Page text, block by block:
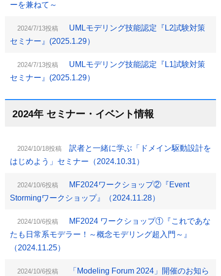
ーを兼ねて～
2024/7/13投稿
UMLモデリング技能認定『L2試験対策
セミナー』(2025.1.29）
2024/7/13投稿
UMLモデリング技能認定『L1試験対策
セミナー』(2025.1.29）
2024年 セミナー・イベント情報
2024/10/18投稿
訳者と一緒に学ぶ「ドメイン駆動設計を
はじめよう」セミナー（2024.10.31）
2024/10/6投稿
MF2024ワークショップ②『Event
Stormingワークショップ』（2024.11.28）
2024/10/6投稿
MF2024 ワークショップ①『これであな
たも日常系モデラー！～概念モデリング超入門～』
（2024.11.25）
2024/10/6投稿
「Modeling Forum 2024」開催のお知ら